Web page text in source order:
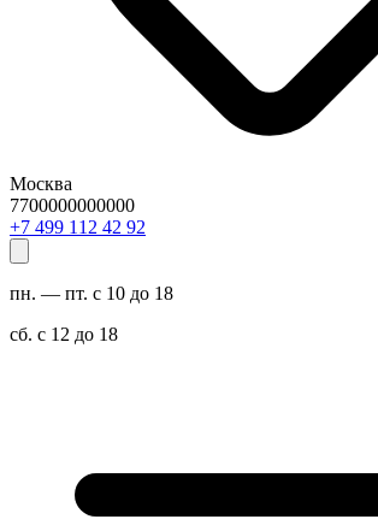
Москва
7700000000000
29 24 211 994 7+
пн. — пт. с 10 до 18
сб. с 12 до 18